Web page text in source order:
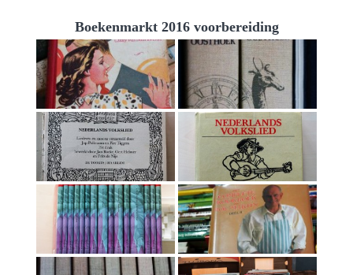
Boekenmarkt 2016 voorbereiding